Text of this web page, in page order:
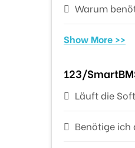
Warum
Show More >>
123/
Läuft die
Benötige ich